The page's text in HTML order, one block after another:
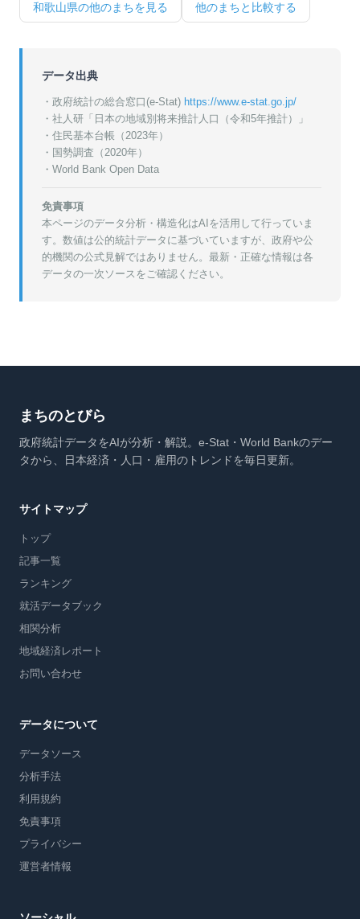
和歌山県の他のまちを見る 他のまちと比較する
データ出典
・政府統計の総合窓口(e-Stat) https://www.e-stat.go.jp/
・ 社人研「日本の地域別将来推計人口（令和5年推計）」
・ 住民基本台帳（2023年）
・ 国勢調査（2020年）
・World Bank Open Data
免責事項
本ページのデータ分析・構造化はAIを活用して行っていま
す。数値は公的統計データに基づいていますが、政府や公
的機関の公式見解ではありません。最新・正確な情報は各
データの一次ソースをご確認ください。
まちのとびら
政府統計データをAIが分析・解説。e-Stat・World Bankのデー
タから、日本経済・人口・雇用のトレンドを毎日更新。
サイトマップ
トップ
記事一覧
ランキング
就活データブック
相関分析
地域経済レポート
お問い合わせ
データについて
データソース
分析手法
利用規約
免責事項
プライバシー
運営者情報